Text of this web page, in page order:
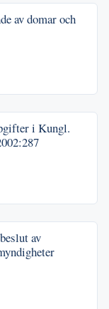
av domar och
i Kungl.
av